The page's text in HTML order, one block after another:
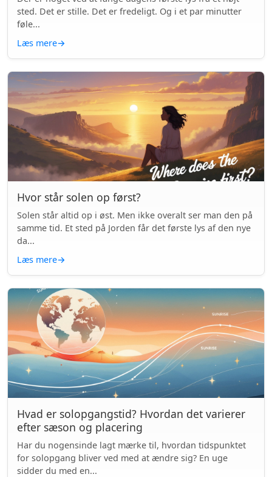
sted. Det er stille. Det er fredeligt. Og i et par minutter
føle...
Læs mere→
Hvor står solen op først?
Solen står altid op i øst. Men ikke overalt ser man den på
samme tid. Et sted på Jorden får det første lys af den nye
da...
Læs mere→
Hvad er solopgangstid? Hvordan det varierer
efter sæson og placering
Har du nogensinde lagt mærke til, hvordan tidspunktet
for solopgang bliver ved med at ændre sig? En uge
sidder du med en...